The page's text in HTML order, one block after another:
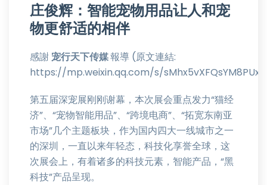
庄俊辉：智能宠物用品让人和宠
物更舒适的相伴
感謝宠行天下传媒報導 (原文連結:
https://mp.weixin.qq.com/s/
第五届深宠展刚刚谢幕，本次展会重点发力“猫经
济”、“宠物智能用品”、“跨境电商”、“拓宽东南亚
市场”几个主题板块，作为国内四大一线城市之一
的深圳，一直以来年轻态，科技化享誉全球，这
次展会上，有着诸多的科技元素，智能产品，“黑
科技”产品呈现。